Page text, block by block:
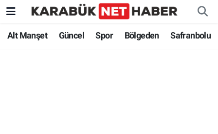
Alt Manşet Güncel Spor Bölgeden Safranbolu